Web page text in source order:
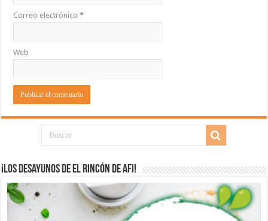
Correo electrónico*
Web
¡Los desayunos de El Rincón de Afi!